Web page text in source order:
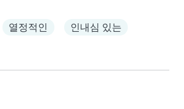
열정적인 인내심 있는